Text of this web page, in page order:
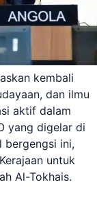
kembali
dan ilmu
aktif dalam
yang digelar di
bergengsi ini,
untuk
Al-Tokhais.